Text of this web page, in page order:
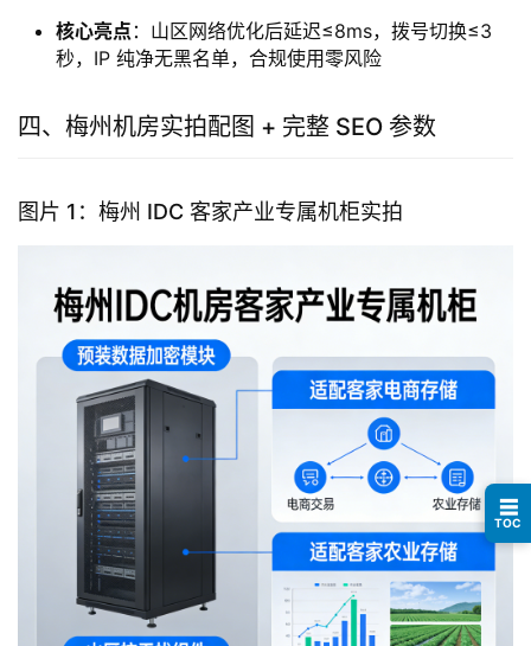
核心亮点 ：山区网络优化后延迟≤8ms，拨号切换≤3
秒，IP 纯净无黑名单，合规使用零风险
四、梅州机房实拍配图 + 完整 SEO 参数
图片 1：梅州 IDC 客家产业专属机柜实拍
☰
TOC